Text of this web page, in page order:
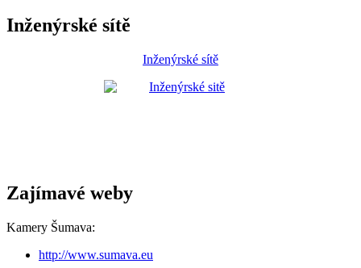
Inženýrské sítě
Inženýrské sítě
Zajímavé weby
Kamery Šumava:
http://www.sumava.eu